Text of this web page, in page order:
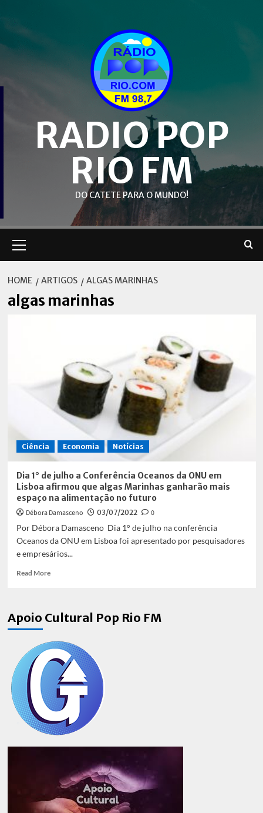
content
RADIO POP
RIO FM
DO CATETE PARA O MUNDO!
Menu
HOME ARTIGOS ALGAS MARINHAS
algas marinhas
Ciência Economia Notícias
Dia 1° de julho a Conferência Oceanos da ONU em
Lisboa afirmou que algas Marinhas ganharão mais
espaço na alimentação no futuro
Débora Damasceno 03/07/2022
0
Por Débora Damasceno Dia 1° de julho na conferência
Oceanos da ONU em Lisboa foi apresentado por pesquisadores
e empresários...
Read MoreRead
1°
a
Conferência
Oceanos
da
ONU
em
Lisboa
afirmou
ganharão
mais
espaço
na
Apoio Cultural Pop Rio FM